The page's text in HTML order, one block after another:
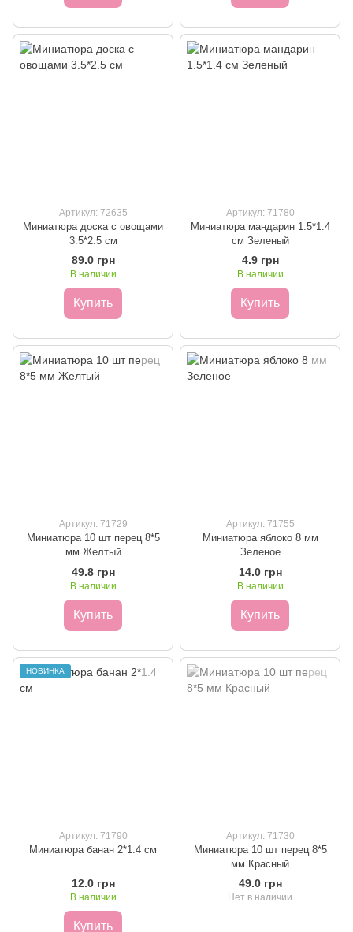
Артикул: 72635
Миниатюра доска с овощами
3.5*2.5 см
89.0 грн
В наличии
Купить
Артикул: 71780
Миниатюра мандарин 1.5*1.4
см Зеленый
4.9 грн
В наличии
Купить
Артикул: 71729
Миниатюра 10 шт перец 8*5
мм Желтый
49.8 грн
В наличии
Купить
Артикул: 71755
Миниатюра яблоко 8 мм
Зеленое
14.0 грн
В наличии
Купить
НОВИНКА
Артикул: 71790
Миниатюра банан 2*1.4 см
12.0 грн
В наличии
Купить
Артикул: 71730
Миниатюра 10 шт перец 8*5
мм Красный
49.0 грн
Нет в наличии